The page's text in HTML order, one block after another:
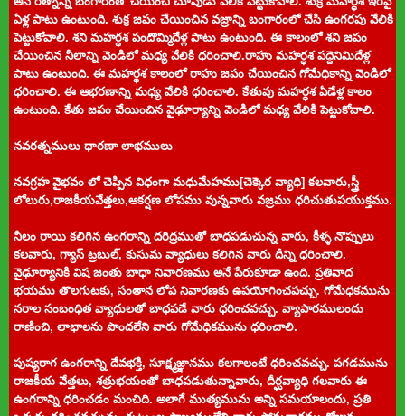
ఏళ్ల పాటు ఉంటుంది. శుక్ర జపం చేయించిన వజ్రాన్ని బంగారంలో చేసి ఉంగరపు వేలికి
పెట్టుకోవాలి. శని మహర్ధశ పందొమ్మిదేళ్ల పాటు ఉంటుంది. ఈ కాలంలో శని జపం
చేయించిన నీలాన్ని వెండిలో మధ్య వేలికి ధరించాలి.రాహు మహర్ధశ పద్దెనిమిదేళ్ల
పాటు ఉంటుంది. ఈ మహర్ధశ కాలంలో రాహు జపం చేయించిన గోమేధికాన్ని వెండిలో
ధరించాలి. ఈ ఆభరణాన్ని మధ్య వేలికి ధరించాలి. కేతువు మహర్ధశ ఏడేళ్ల కాలం
ఉంటుంది. కేతు జపం చేయించిన వైఢూర్యాన్ని వెండిలో మధ్య వేలికి పెట్టుకోవాలి.
నవరత్నములు ధారణా లాభములు
నవగ్రహ వైభవం లో చెప్పిన విధంగా మధుమేహము[చెక్కెర వ్యాధి] కలవారు,స్త్రీ
లోలురు,రాజకీయవేత్తలు,ఆకర్షణ లోపము వున్నవారు వజ్రము ధరిచుతుపయుక్తము.
నీలం రాయి కలిగిన ఉంగరాన్ని దరిద్రముతో బాధపడుచున్న వారు, కీళ్ళ నొప్పులు
కలవారు, గ్యాస్ ట్రబుల్, కుసుమ వ్యాధులు కలిగిన వారు దీన్ని ధరించాలి.
వైఢూర్యానికి విష జంతు బాధా నివారణము అనే పేరుకూడా ఉంది. ప్రతివాద
భయము తొలగుటకు, సంతాన లోప నివారణకు ఉపయోగించపచ్చు. గోమేధకమును
నరాల సంబంధిత వ్యాధులతో బాధపడే వారు ధరించవచ్చు. వ్యాపారములందు
రాణించి, లాభాలను పొందలేని వారు గోమేధికమును ధరించాలి.
పుష్యరాగ ఉంగరాన్ని దేవభక్తి, సూక్ష్మజ్ఞానము కలగాలంటే ధరించవచ్చు. పగడమును
రాజకీయ వేత్తలు, శత్రుభయంతో బాధపడుతున్నావారు, దీర్ఘవ్యాధి గలవారు ఈ
ఉంగరాన్ని ధరించడం మంచిది. అలాగే ముత్యమును అన్ని సమయాలందు, ప్రతి